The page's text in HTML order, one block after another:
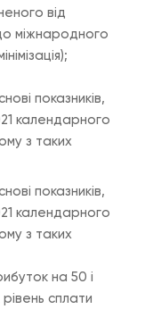
від
міжнародного
показників,
календарного
з таких
показників,
календарного
з таких
на 50 і
сплати